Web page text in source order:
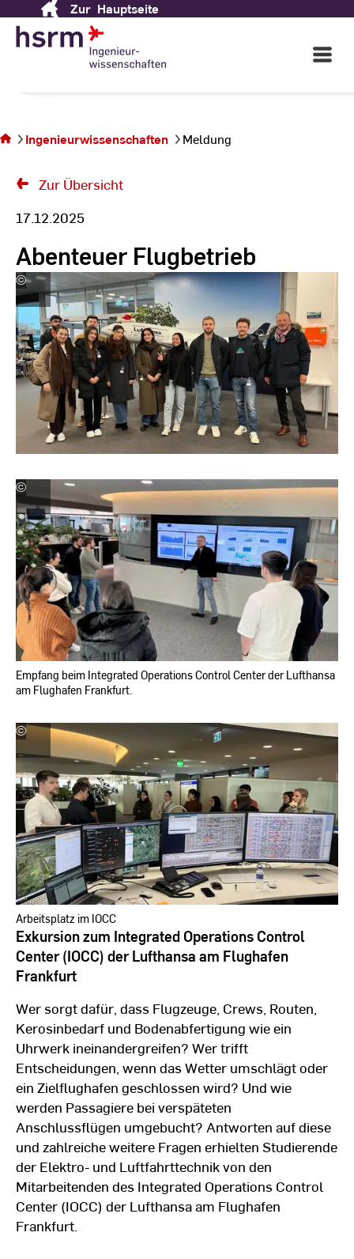
Content
Zur Hauptseite
Open
Main
sich auf
Meldung
Ingenieurwissenschaften Meldung
Zur Übersicht
17.12.2025
Abenteuer Flugbetrieb
©
Martin
Müller
|
Hochschule
RheinMain
©
Martin
Müller
|
Hochschule
RheinMain
Empfang beim Integrated Operations Control Center der Lufthansa
am Flughafen Frankfurt.
©
Martin
|
Hochschule
RheinMain
Arbeitsplatz im IOCC
Exkursion zum Integrated Operations Control
Center (IOCC) der Lufthansa am Flughafen
Frankfurt
Wer sorgt dafür, dass Flugzeuge, Crews, Routen,
Kerosinbedarf und Bodenabfertigung wie ein
Uhrwerk ineinandergreifen? Wer trifft
Entscheidungen, wenn das Wetter umschlägt oder
ein Zielflughafen geschlossen wird? Und wie
werden Passagiere bei verspäteten
Anschlussflügen umgebucht? Antworten auf diese
und zahlreiche weitere Fragen erhielten Studierende
der Elektro- und Luftfahrttechnik von den
Mitarbeitenden des Integrated Operations Control
Center (IOCC) der Lufthansa am Flughafen
Frankfurt.